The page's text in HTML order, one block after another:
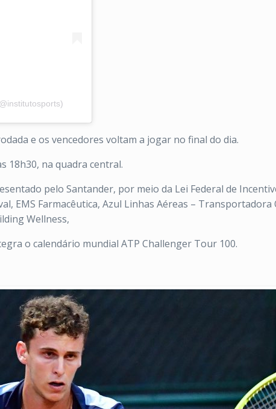
e os vencedores voltam a jogar no final do dia.
18h30, na quadra central.
pelo Santander, por meio da Lei Federal de
EMS Farmacêutica, Azul Linhas Aéreas –
Wellness,
o calendário mundial ATP Challenger Tour 100.